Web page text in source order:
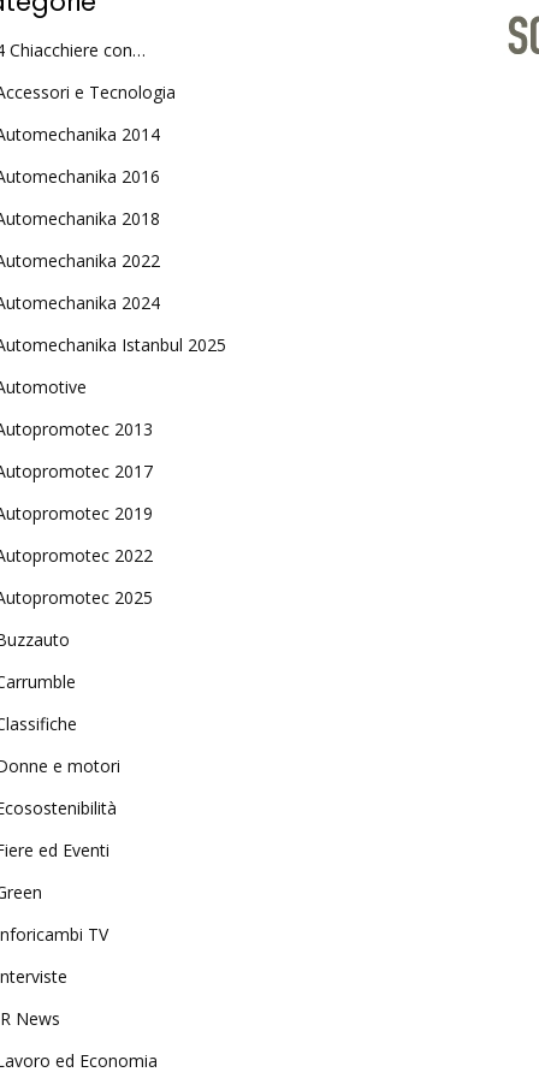
Chiacchiere con…
e Tecnologia
2014
2016
2018
2022
2024
Istanbul 2025
2013
2017
2019
2022
2025
e motori
ed Eventi
TV
News
ed Economia